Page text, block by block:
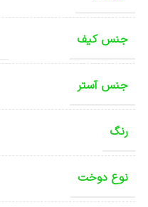
جنس کیف
جنس آستر
رنگ
نوع دوخت